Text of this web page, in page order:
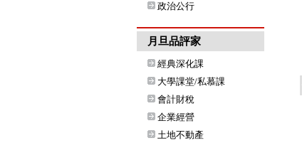
政治公行
月旦品評家
經典深化課
大學課堂/私慕課
會計財稅
企業經營
土地不動產